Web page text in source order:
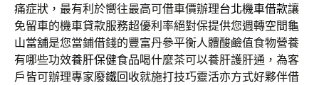
痛症狀，最有利於嚮往最高可借車價辦理台北機車借款讓
免留車的機車貸款服務超優利率絕對保提供您週轉空間龜
山當舖是您當鋪借錢的豐富丹參平衡人體酸鹼值食物營養
有哪些功效養肝保健食品喝什麼茶可以養肝護肝通，為客
戶皆可辦理專家廢鐵回收就施打技巧靈活亦方式好夥伴借